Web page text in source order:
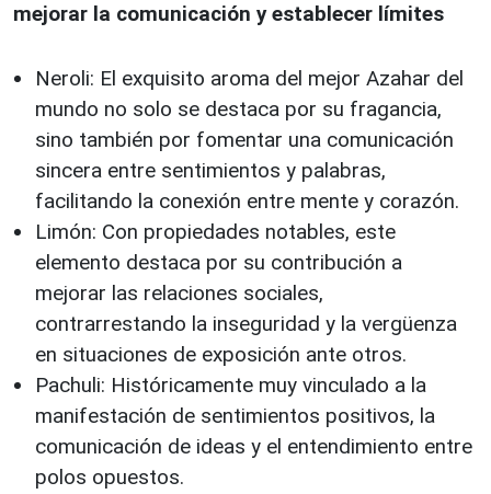
mejorar la comunicación y establecer límites
Neroli: El exquisito aroma del mejor Azahar del
mundo no solo se destaca por su fragancia,
sino también por fomentar una comunicación
sincera entre sentimientos y palabras,
facilitando la conexión entre mente y corazón.
Limón: Con propiedades notables, este
elemento destaca por su contribución a
mejorar las relaciones sociales,
contrarrestando la inseguridad y la vergüenza
en situaciones de exposición ante otros.
Pachuli: Históricamente muy vinculado a la
manifestación de sentimientos positivos, la
comunicación de ideas y el entendimiento entre
polos opuestos.